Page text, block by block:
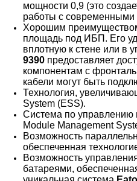
мощности 0,9 (это
работы с современными
Хорошим
площадь под ИБП. Его
вплотную к стене или в
9390 предоставляет
компонентам с
кабели могут быть
Технология,
System (ESS).
Система по управлению
Module Management
Возможность
обеспеченная
Возможность
батареями,